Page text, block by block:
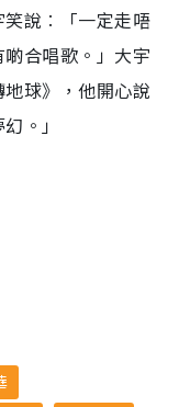
說︰「一定走唔
合唱歌。」大宇
球》，他開心說
。」